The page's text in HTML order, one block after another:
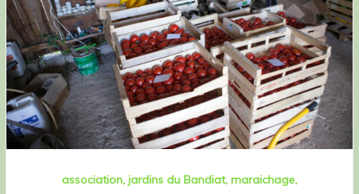
association jardins du Bandiat maraichage